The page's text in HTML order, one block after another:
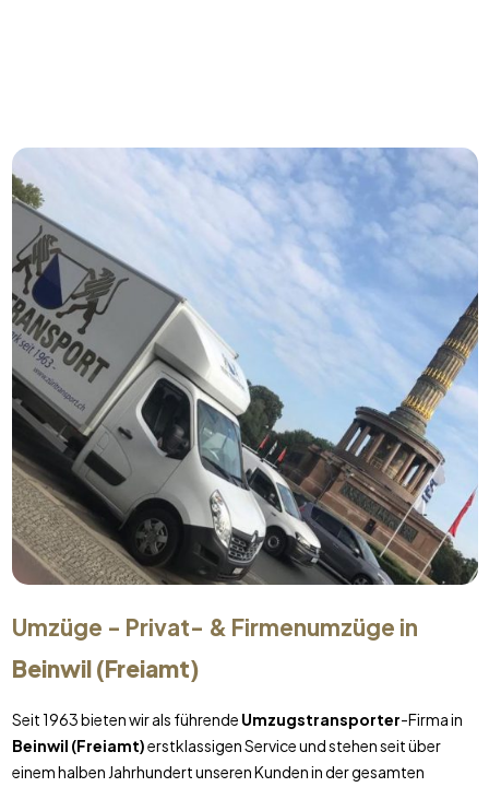
Umzüge - Privat- & Firmenumzüge in
Beinwil (Freiamt)
Seit 1963 bieten wir als führende Umzugstransporter-Firma in
Beinwil (Freiamt)erstklassigen Service und stehen seit über
einem halben Jahrhundert unseren Kunden in der gesamten